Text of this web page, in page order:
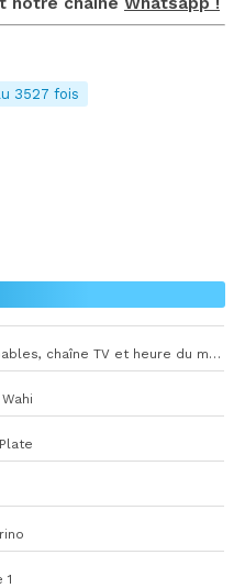
3527 fois
OM-Athletic Bilbao : compos probables, chaîne TV et heure du match
1